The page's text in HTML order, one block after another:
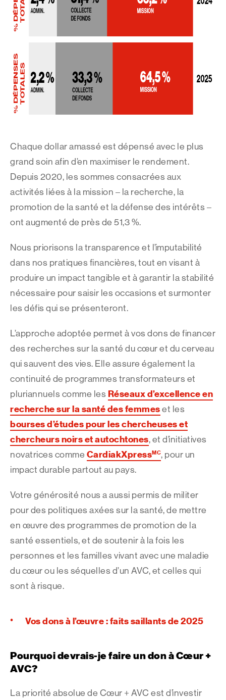
Chaque dollar amassé est dépensé avec le plus
grand soin afin d’en maximiser le rendement.
Depuis 2020, les sommes consacrées aux
activités liées à la mission – la recherche, la
promotion de la santé et la défense des intérêts –
ont augmenté de près de 51,3 %.
Nous priorisons la transparence et l’imputabilité
dans nos pratiques financières, tout en visant à
produire un impact tangible et à garantir la stabilité
nécessaire pour saisir les occasions et surmonter
les défis qui se présenteront.
L’approche adoptée permet à vos dons de financer
des recherches sur la santé du cœur et du cerveau
qui sauvent des vies. Elle assure également la
continuité de programmes transformateurs et
pluriannuels comme les Réseaux d’excellence en
recherche sur la santé des femmes et les
bourses d’études pour les chercheuses et
chercheurs noirs et autochtones, et d’initiatives
novatrices comme CardiakXpressMC, pour un
impact durable partout au pays.
Votre générosité nous a aussi permis de militer
pour des politiques axées sur la santé, de mettre
en œuvre des programmes de promotion de la
santé essentiels, et de soutenir à la fois les
personnes et les familles vivant avec une maladie
du cœur ou les séquelles d’un AVC, et celles qui
sont à risque.
Vos dons à l’œuvre : faits saillants de 2025
Pourquoi devrais-je faire un don à Cœur +
AVC?
La priorité absolue de Cœur + AVC est d’investir